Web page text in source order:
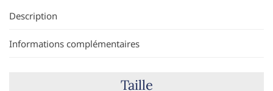
Description
Informations complémentaires
Taille